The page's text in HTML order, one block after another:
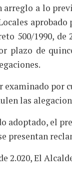
arreglo a lo
500/1990,
plazo de
por
las
adoptado, el
presentan
2.020, El